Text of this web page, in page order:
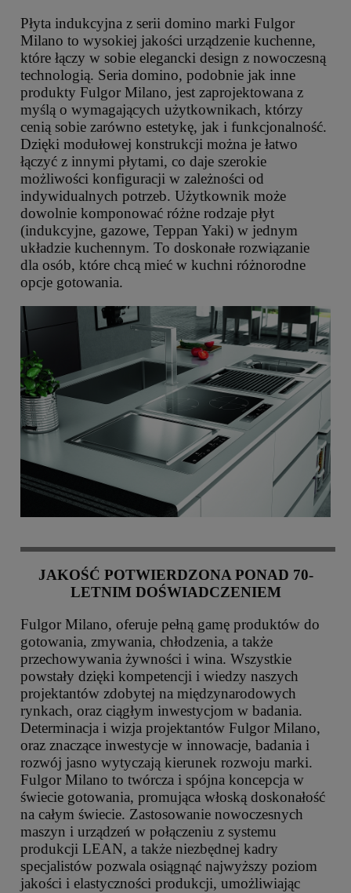
Płyta indukcyjna z serii domino marki Fulgor
Milano to wysokiej jakości urządzenie kuchenne,
które łączy w sobie elegancki design z nowoczesną
technologią. Seria domino, podobnie jak inne
produkty Fulgor Milano, jest zaprojektowana z
myślą o wymagających użytkownikach, którzy
cenią sobie zarówno estetykę, jak i funkcjonalność.
Dzięki modułowej konstrukcji można je łatwo
łączyć z innymi płytami, co daje szerokie
możliwości konfiguracji w zależności od
indywidualnych potrzeb. Użytkownik może
dowolnie komponować różne rodzaje płyt
(indukcyjne, gazowe, Teppan Yaki) w jednym
układzie kuchennym. To doskonałe rozwiązanie
dla osób, które chcą mieć w kuchni różnorodne
opcje gotowania.
JAKOŚĆ POTWIERDZONA PONAD 70-
LETNIM DOŚWIADCZENIEM
Fulgor Milano, oferuje pełną gamę produktów do
gotowania, zmywania, chłodzenia, a także
przechowywania żywności i wina. Wszystkie
powstały dzięki kompetencji i wiedzy naszych
projektantów zdobytej na międzynarodowych
rynkach, oraz ciągłym inwestycjom w badania.
Determinacja i wizja projektantów Fulgor Milano,
oraz znaczące inwestycje w innowacje, badania i
rozwój jasno wytyczają kierunek rozwoju marki.
Fulgor Milano to twórcza i spójna koncepcja w
świecie gotowania, promująca włoską doskonałość
na całym świecie. Zastosowanie nowoczesnych
maszyn i urządzeń w połączeniu z systemu
produkcji LEAN, a także niezbędnej kadry
specjalistów pozwala osiągnąć najwyższy poziom
jakości i elastyczności produkcji, umożliwiając